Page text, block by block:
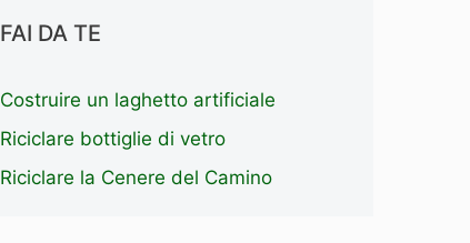
FAI DA TE
Costruire un laghetto artificiale
Riciclare bottiglie di vetro
Riciclare la Cenere del Camino